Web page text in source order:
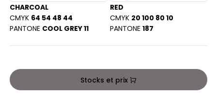
SHIRT
SHIRT
- BLOUSON
COOL
CHARCOAL
CMYK 64 54 48 44
PANTONE COOL GREY 11
RED
CMYK 20 100 80 10
PANTONE 187
Stocks et prix